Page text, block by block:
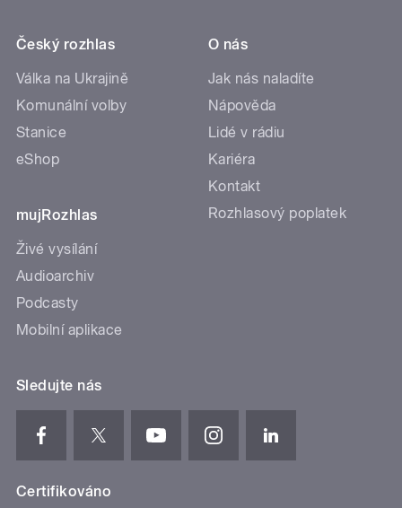
Český rozhlas
Válka na Ukrajině
Komunální volby
Stanice
eShop
mujRozhlas
Živé vysílání
Audioarchiv
Podcasty
Mobilní aplikace
O nás
Jak nás naladíte
Nápověda
Lidé v rádiu
Kariéra
Kontakt
Rozhlasový poplatek
Sledujte nás
Certifikováno